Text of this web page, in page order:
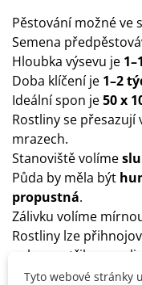
Pěstování možné ve
Semena
Hloubka výsevu je
Doba klíčení je 1–2
Ideální spon je50 x
Rostliny se přesazují
mrazech.
Stanoviště volíme
Půda by měla být
propustná.
Zálivku volíme
Rostliny lze
nebo postřikem na
Tyto webové stránky